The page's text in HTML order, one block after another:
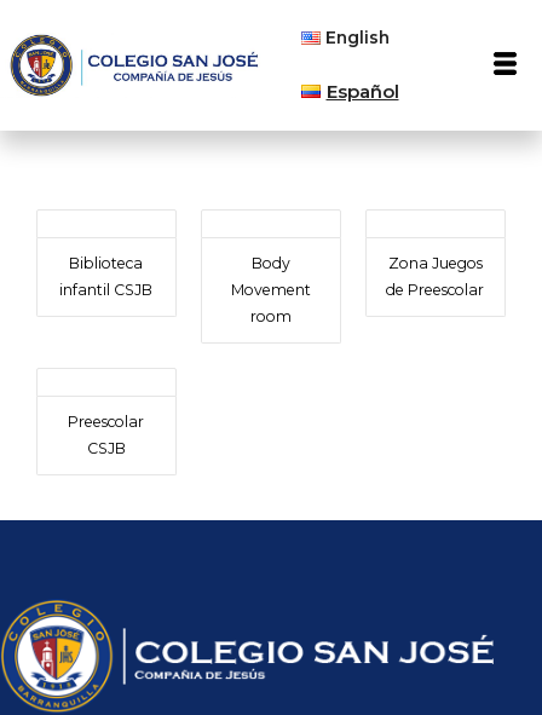
contenido
English
Español
Biblioteca
infantil CSJB
Body
Movement
room
Zona Juegos
de Preescolar
Preescolar
CSJB